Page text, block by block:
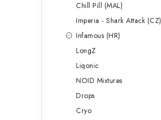
Chill Pill (MAL)
Imperia - Shark Attack (CZ)
Infamous (HR)
LongZ
Liqonic
NOID Mixtures
Drops
Cryo